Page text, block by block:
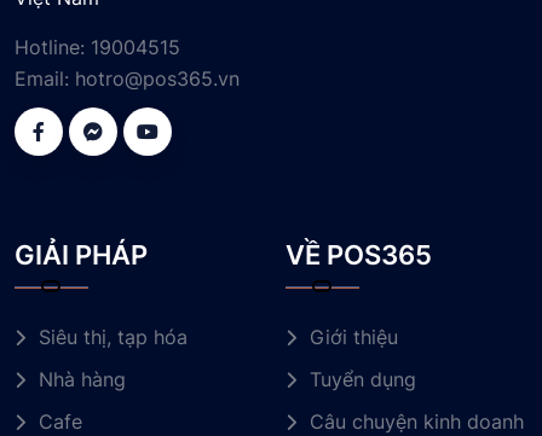
Hotline: 19004515
Email: hotro@pos365.vn
GIẢI PHÁP
Siêu thị, tạp hóa
Nhà hàng
Cafe
VỀ POS365
Giới thiệu
Tuyển dụng
Câu chuyện kinh doanh